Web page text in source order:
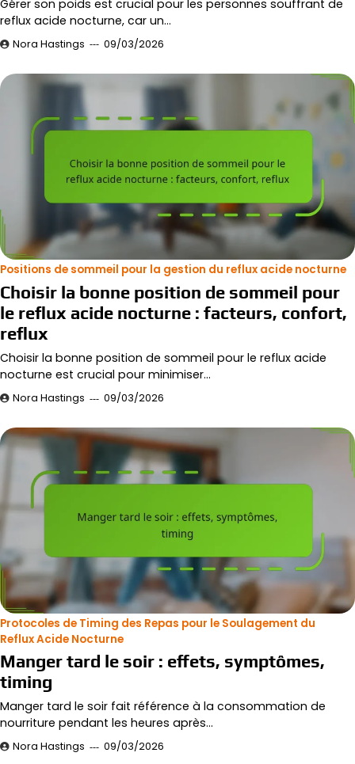
Gérer son poids est crucial pour les personnes souffrant de
reflux acide nocturne, car un…
Nora Hastings 09/03/2026
Positions de sommeil pour la gestion du reflux acide nocturne
Choisir la bonne position de sommeil pour
le reflux acide nocturne : facteurs, confort,
reflux
Choisir la bonne position de sommeil pour le reflux acide
nocturne est crucial pour minimiser…
Nora Hastings 09/03/2026
Protocoles de Timing des Repas pour le Soulagement du
Reflux Acide Nocturne
Manger tard le soir : effets, symptômes,
timing
Manger tard le soir fait référence à la consommation de
nourriture pendant les heures après…
Nora Hastings 09/03/2026